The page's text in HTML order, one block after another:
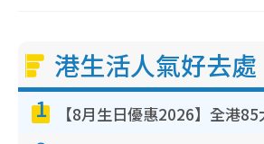
港生活人氣好去處
1